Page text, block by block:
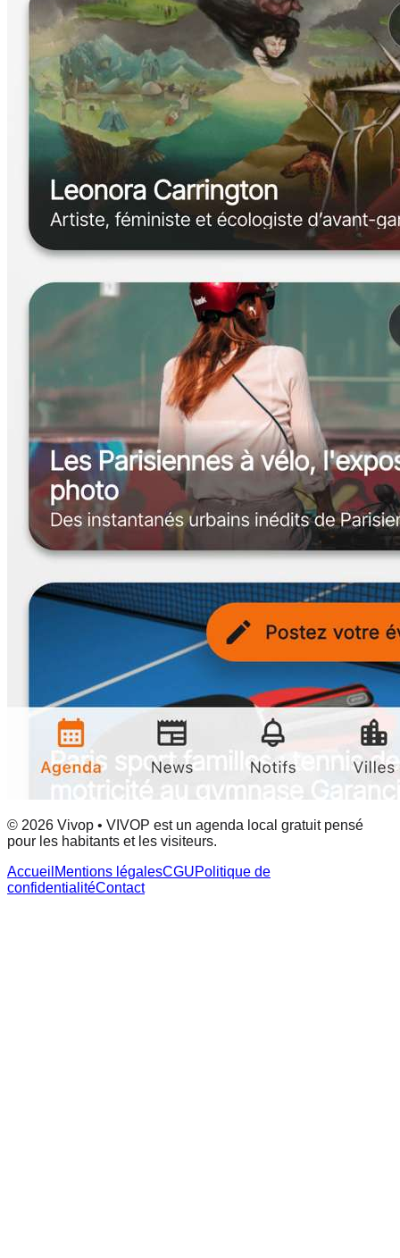
© 2026 Vivop • VIVOP est un agenda local gratuit pensé
pour les habitants et les visiteurs.
Accueil Mentions légalesCGUPolitique de
confidentialitéContact